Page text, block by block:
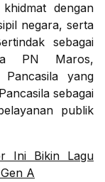
dengan
negara, serta
sebagai
PN Maros,
yang
sebagai
publik
Ini Bikin Lagu
A